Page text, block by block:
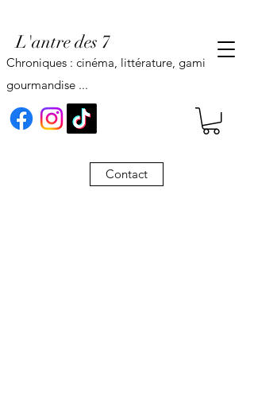
L'antre des 7
Contact
Chroniques : cinéma, littérature, gaming,
gourmandise ...